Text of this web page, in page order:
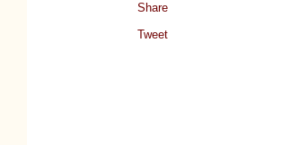
Share
Tweet